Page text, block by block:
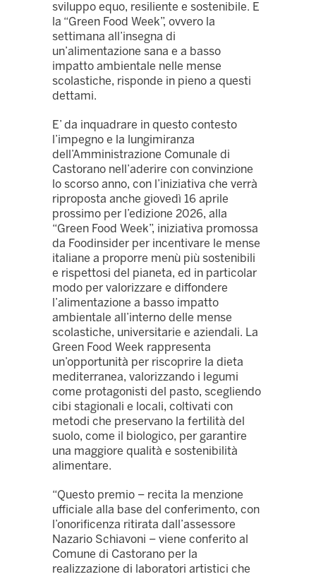
sviluppo equo, resiliente e sostenibile. E
la “Green Food Week”, ovvero la
settimana all’insegna di
un’alimentazione sana e a basso
impatto ambientale nelle mense
scolastiche, risponde in pieno a questi
dettami.
E’ da inquadrare in questo contesto
l’impegno e la lungimiranza
dell’Amministrazione Comunale di
Castorano nell’aderire con convinzione
lo scorso anno, con l’iniziativa che verrà
riproposta anche giovedì 16 aprile
prossimo per l’edizione 2026, alla
“Green Food Week”, iniziativa promossa
da Foodinsider per incentivare le mense
italiane a proporre menù più sostenibili
e rispettosi del pianeta, ed in particolar
modo per valorizzare e diffondere
l’alimentazione a basso impatto
ambientale all’interno delle mense
scolastiche, universitarie e aziendali. La
Green Food Week rappresenta
un’opportunità per riscoprire la dieta
mediterranea, valorizzando i legumi
come protagonisti del pasto, scegliendo
cibi stagionali e locali, coltivati con
metodi che preservano la fertilità del
suolo, come il biologico, per garantire
una maggiore qualità e sostenibilità
alimentare.
“Questo premio – recita la menzione
ufficiale alla base del conferimento, con
l’onorificenza ritirata dall’assessore
Nazario Schiavoni – viene conferito al
Comune di Castorano per la
realizzazione di laboratori artistici che